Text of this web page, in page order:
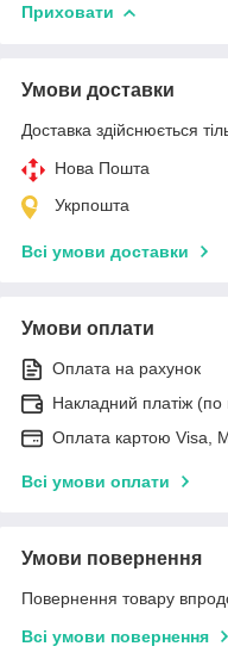
Приховати
Умови доставки
Доставка здійснюється
Нова Пошта
Укрпошта
Всі умови доставки
Умови оплати
Оплата на рахунок
Накладний платіж (по
Оплата картою Visa,
Всі умови оплати
Умови повернення
Повернення товару
Всі умови повернення